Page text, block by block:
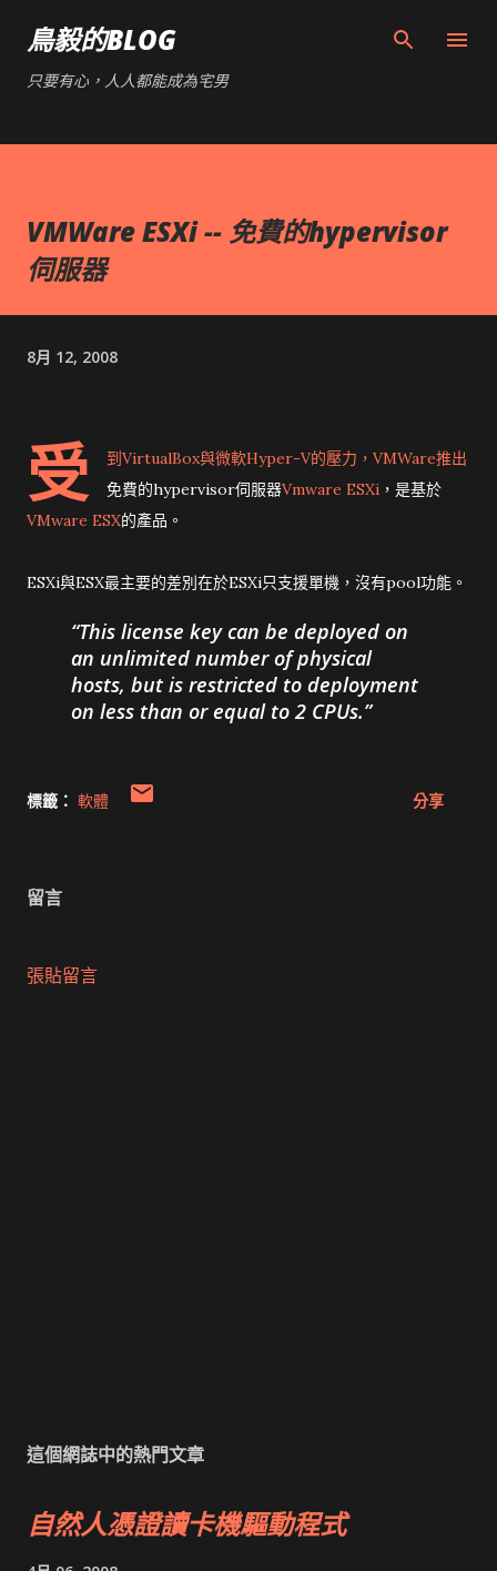
鳥毅的BLOG
只要有心，人人都能成為宅男
VMWare ESXi -- 免費的hypervisor
伺服器
8月 12, 2008
受
到VirtualBox與微軟Hyper-V的壓力，VMWare推出
免費的hypervisor伺服器Vmware ESXi ，是基於
VMware ESX的產品。
ESXi與ESX最主要的差別在於ESXi只支援單機，沒有pool功能。
This license key can be deployed on
an unlimited number of physical
hosts, but is restricted to deployment
on less than or equal to 2 CPUs.
標籤： 軟體 分享
留言
張貼留言
這個網誌中的熱門文章
自然人憑證讀卡機驅動程式